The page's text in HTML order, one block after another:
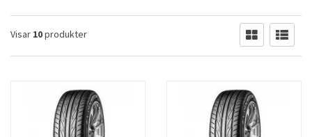
Visar 10produkter